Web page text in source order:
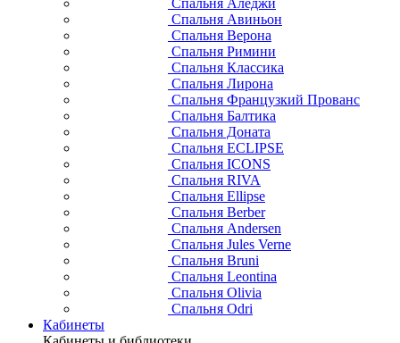
Спальня Авиньон
Спальня Верона
Спальня Римини
Спальня Классика
Спальня Лирона
Спальня Французкий Прованс
Спальня Балтика
Спальня Доната
Спальня ECLIPSE
Спальня ICONS
Спальня RIVA
Спальня Ellipse
Спальня Berber
Спальня Andersen
Спальня Jules Verne
Спальня Bruni
Спальня Leontina
Спальня Olivia
Спальня Odri
Кабинеты